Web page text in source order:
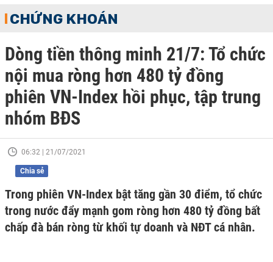
CHỨNG KHOÁN
Dòng tiền thông minh 21/7: Tổ chức
nội mua ròng hơn 480 tỷ đồng
phiên VN-Index hồi phục, tập trung
nhóm BĐS
06:32 | 21/07/2021
Chia sẻ
Trong phiên VN-Index bật tăng gần 30 điểm, tổ chức
trong nước đẩy mạnh gom ròng hơn 480 tỷ đồng bất
chấp đà bán ròng từ khối tự doanh và NĐT cá nhân.